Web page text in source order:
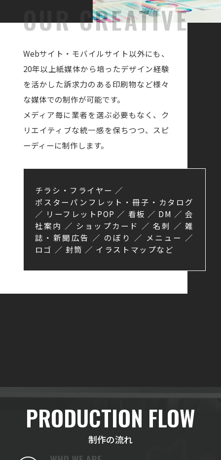
Webサイト・モバイルサイト以外にも、
20年以上紙媒体から培ったデザイン経験
を活かした訴求力のある印刷物など様々
な媒体での制作が可能です。
メディア毎に業者を選ぶ必要もなく、ク
リエイティブな統一感を保ちつつ、 スピ
ーディーに制作します。
チラシ・フライヤー ／
ポスターパンフレット・冊子・カタログ
／ リーフレットPOP ／ 看板 ／ DM ／ 会
社案内 ／ ショップカード ／ 名刺 ／ 雑
誌・新聞広告 ／ のぼり ／ メニュー ／
ロゴ ／ 封筒 ／ イラストマップなど
制作の流れ